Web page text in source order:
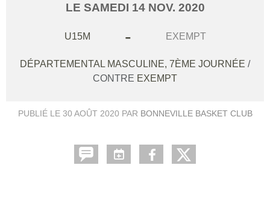
LE SAMEDI 14 NOV. 2020
U15M - EXEMPT
DÉPARTEMENTAL MASCULINE, 7ÈME JOURNÉE /
CONTRE EXEMPT
PUBLIÉ LE 30 AOÛT 2020 PAR BONNEVILLE BASKET CLUB